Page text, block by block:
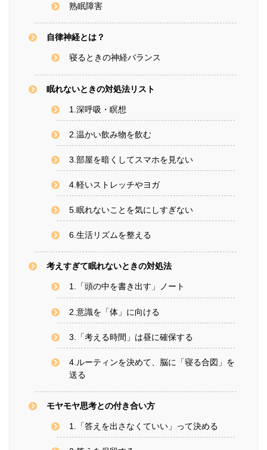
熟眠障害
自律神経とは？
寝るときの神経バランス
眠れないときの対処法リスト
1.深呼吸・瞑想
2.温かい飲み物を飲む
3.部屋を暗くしてスマホを見ない
4.軽いストレッチやヨガ
5.眠れないことを気にしすぎない
6.生活リズムを整える
考えすぎて眠れないときの対処法
1.「頭の中を書き出す」ノート
2.意識を「体」に向ける
3.「考える時間」は昼に確保する
4.ルーティンを決めて、脳に「寝る合図」を
送る
モヤモヤ思考との付き合い方
1.「答えを出さなくていい」って決める